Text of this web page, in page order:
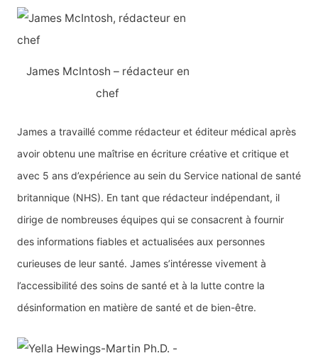
James McIntosh – rédacteur en
chef
James a travaillé comme rédacteur et éditeur médical après
avoir obtenu une maîtrise en écriture créative et critique et
avec 5 ans d’expérience au sein du Service national de santé
britannique (NHS). En tant que rédacteur indépendant, il
dirige de nombreuses équipes qui se consacrent à fournir
des informations fiables et actualisées aux personnes
curieuses de leur santé. James s’intéresse vivement à
l’accessibilité des soins de santé et à la lutte contre la
désinformation en matière de santé et de bien-être.